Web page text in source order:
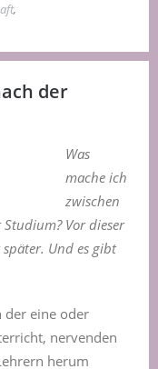
,
der
Was
mache ich
zwischen
Vor dieser
Und es gibt
der eine oder
nervenden
herum